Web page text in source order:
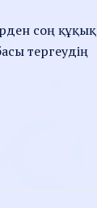
соң құқық
тергеудің